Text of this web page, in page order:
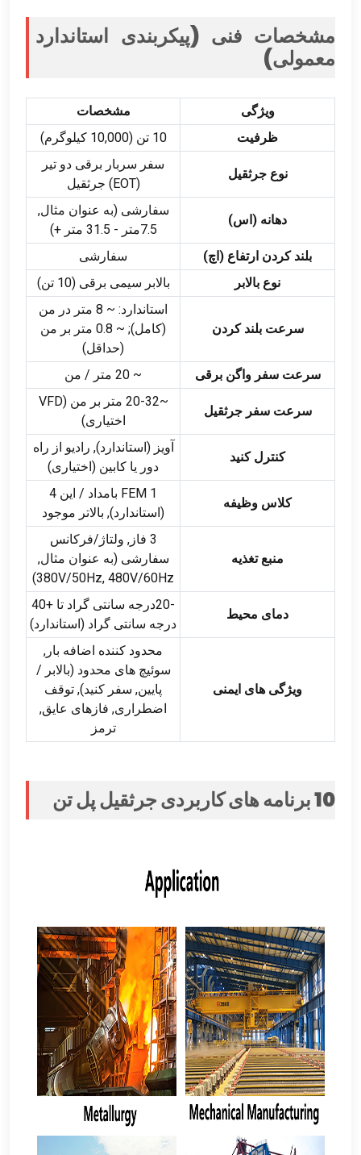
مشخصات فنی (پیکربندی استاندارد
معمولی)
ویژگی
مشخصات
ظرفیت
10 تن (10,000 کیلوگرم)
نوع جرثقیل
سفر سربار برقی دو تیر
(EOT) جرثقیل
دهانه (اس)
سفارشی (به عنوان مثال,
7.5متر - 31.5 متر +)
بلند کردن ارتفاع (اچ)
سفارشی
نوع بالابر
بالابر سیمی برقی (10 تن)
سرعت بلند کردن
استاندارد: ~ 8 متر در من
(کامل); ~ 0.8 متر بر من
(حداقل)
سرعت سفر واگن برقی
~ 20 متر / من
سرعت سفر جرثقیل
~20-32 متر بر من (VFD
اختیاری)
کنترل کنید
آویز (استاندارد), رادیو از راه
دور یا کابین (اختیاری)
کلاس وظیفه
FEM 1 بامداد / این 4
(استاندارد), بالاتر موجود
منبع تغذیه
3 فاز, ولتاژ/فرکانس
سفارشی (به عنوان مثال,
380V/50Hz, 480V/60Hz)
دمای محیط
-20درجه سانتی گراد تا +40
درجه سانتی گراد (استاندارد)
ویژگی های ایمنی
محدود کننده اضافه بار,
سوئیچ های محدود (بالابر /
پایین, سفر کنید), توقف
اضطراری, فازهای عایق,
ترمز
10 برنامه های کاربردی جرثقیل پل تن